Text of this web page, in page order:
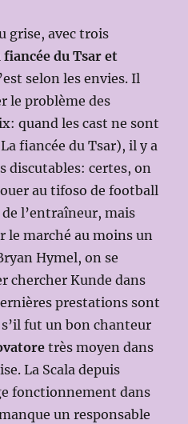
grise, avec trois
du Tsar et
selon les envies. Il
le problème des
quand les cast ne sont
fiancée du Tsar), il y a
discutables: certes, on
au tifoso de football
l’entraîneur, mais
le marché au moins un
Hymel, on se
chercher Kunde dans
prestations sont
fut un bon chanteur
très moyen dans
La Scala depuis
fonctionnement dans
un responsable